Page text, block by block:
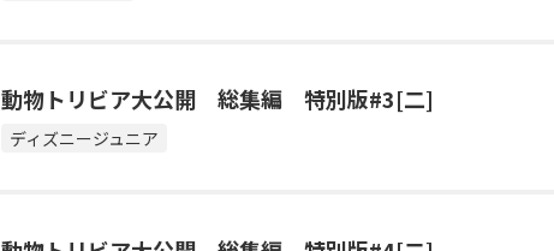
動物トリビア大公開 総集編 特別版#3[二]
ディズニージュニア